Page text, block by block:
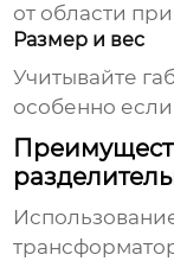
от области
Размер и вес
Учитывайте
особенно